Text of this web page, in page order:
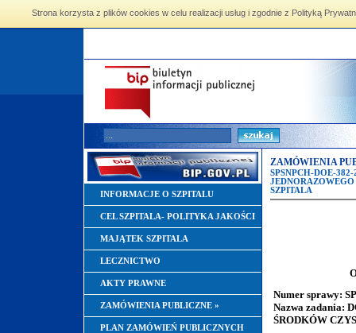
Strona korzysta z plików cookies w celu realizacji usług i zgodnie z Polityką
INFORMACJE O SZPITALU
CEL SZPITALA- POLITYKA JAKOŚCI
MAJĄTEK SZPITALA
LECZNICTWO
AKTY PRAWNE
ZAMÓWIENIA PUBLICZNE »
PLAN ZAMÓWIEŃ PUBLICZNYCH
ZAMÓWIENIA
SPSNPCH-DOE-
SZPITALA
Numer sprawy:
Nazwa zadania:
ŚRODKÓW